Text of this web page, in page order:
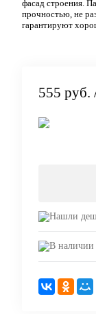
фасад строения.
прочностью, не
гарантируют
555 руб.